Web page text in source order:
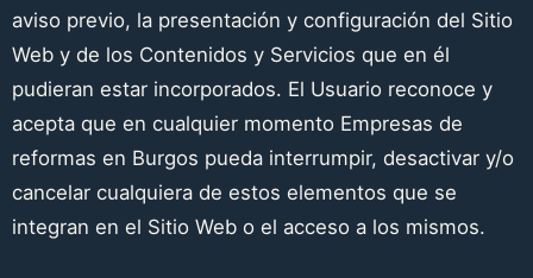
aviso previo, la presentación y configuración del Sitio
Web y de los Contenidos y Servicios que en él
pudieran estar incorporados. El Usuario reconoce y
acepta que en cualquier momento Empresas de
reformas en Burgos pueda interrumpir, desactivar y/o
cancelar cualquiera de estos elementos que se
integran en el Sitio Web o el acceso a los mismos.